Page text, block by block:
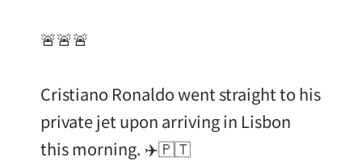
🚨🚨🚨
Cristiano Ronaldo went straight to his
private jet upon arriving in Lisbon
this morning. ✈️🇵🇹